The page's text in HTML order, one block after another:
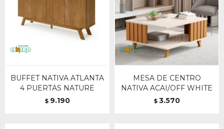
BUFFET NATIVA ATLANTA
4 PUERTAS NATURE
$ 9.190
MESA DE CENTRO
NATIVA ACAI/OFF WHITE
$ 3.570